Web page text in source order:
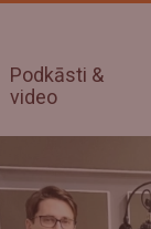
Podkāsti &
video